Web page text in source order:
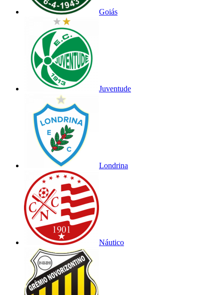
Goiás
Juventude
Londrina
Náutico